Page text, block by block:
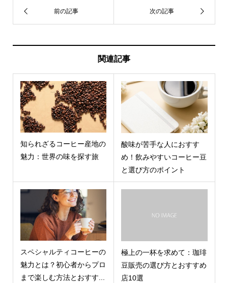
関連記事
知られざるコーヒー産地の
魅力：世界の味を探す旅
酸味が苦手な人におすす
め！飲みやすいコーヒー豆
と選び方のポイント
スペシャルティコーヒーの
魅力とは？初心者からプロ
まで楽しむ方法とおすす...
極上の一杯を求めて：珈琲
豆販売の選び方とおすすめ
店10選